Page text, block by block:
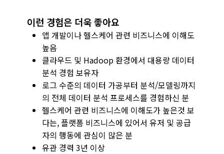
이런 경험은 더욱 좋아요
앱 개발이나 헬스케어 관련 비즈니스에 이해도
높음
클라우드 및 Hadoop 환경에서 대용량 데이터
분석 경험 보유자
로그 수준의 데이터 가공부터 분석/모델링까지
의 전체 데이터 분석 프로세스를 경험하신 분
헬스케어 관련 비즈니스에 이해도가 높은것 보
다는, 플랫폼 비즈니스에 있어서 유저 및 공급
자의 행동에 관심이 많은 분
유관 경력 3년 이상